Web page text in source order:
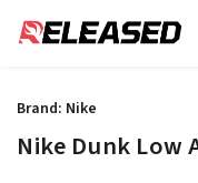
Nike Dunk Low
Brand: Nike